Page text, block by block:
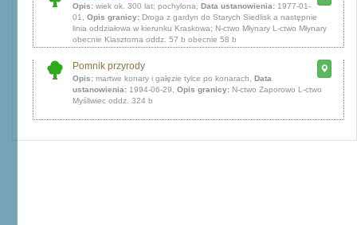
Opis: wiek ok. 300 lat; pochylona, Data ustanowienia: 1977-01-
01, Opis granicy: Droga z gardyn do Starych Siedlisk a następnie
linia oddziałowa w kierunku Kraskowa; N-ctwo Młynary L-ctwo Młynary
obecnie Klasztorna oddz. 57 b obecnie 58 b
Pomnik przyrody
Opis: martwe konary i gałęzie tylce po konarach, Data
ustanowienia: 1994-06-29, Opis granicy: N-ctwo Zaporowo L-ctwo
Myśliwiec oddz. 324 b